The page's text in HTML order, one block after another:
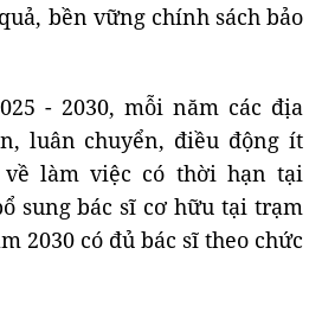
bền vững chính sách bảo
- 2030, mỗi năm các địa
luân chuyển, điều động ít
về làm việc có thời hạn tại
sung bác sĩ cơ hữu tại trạm
2030 có đủ bác sĩ theo chức